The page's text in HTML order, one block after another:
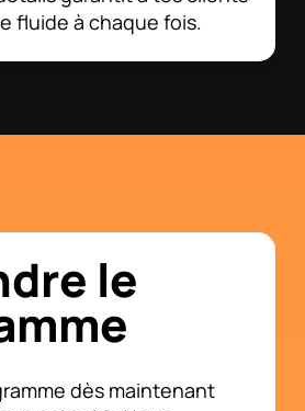
fluide à chaque fois.
le
dès maintenant